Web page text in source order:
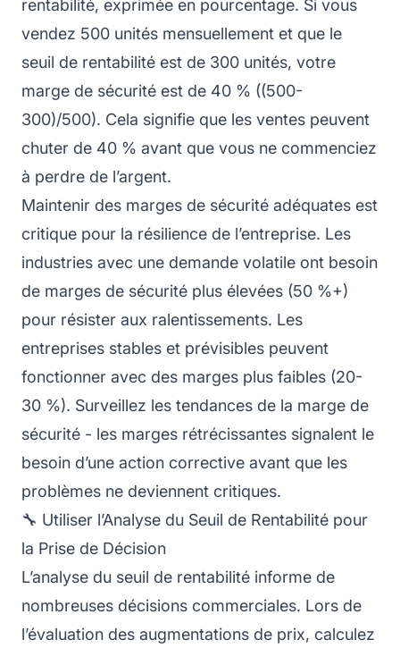
rentabilité, exprimée en pourcentage. Si vous
vendez 500 unités mensuellement et que le
seuil de rentabilité est de 300 unités, votre
marge de sécurité est de 40 % ((500-
300)/500). Cela signifie que les ventes peuvent
chuter de 40 % avant que vous ne commenciez
à perdre de l’argent.
Maintenir des marges de sécurité adéquates est
critique pour la résilience de l’entreprise. Les
industries avec une demande volatile ont besoin
de marges de sécurité plus élevées (50 %+)
pour résister aux ralentissements. Les
entreprises stables et prévisibles peuvent
fonctionner avec des marges plus faibles (20-
30 %). Surveillez les tendances de la marge de
sécurité - les marges rétrécissantes signalent le
besoin d’une action corrective avant que les
problèmes ne deviennent critiques.
🔧 Utiliser l’Analyse du Seuil de Rentabilité pour
la Prise de Décision
L’analyse du seuil de rentabilité informe de
nombreuses décisions commerciales. Lors de
l’évaluation des augmentations de prix, calculez